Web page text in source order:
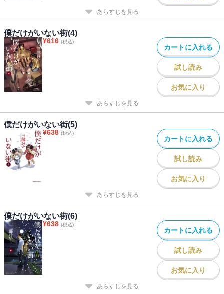
あらすじを見る
僕だけがいない街(4)
¥616 (税込)
カートに入れる
試し読み
お気に入り
あらすじを見る
僕だけがいない街(5)
¥638 (税込)
カートに入れる
試し読み
お気に入り
あらすじを見る
僕だけがいない街(6)
¥638 (税込)
カートに入れる
試し読み
お気に入り
あらすじを見る